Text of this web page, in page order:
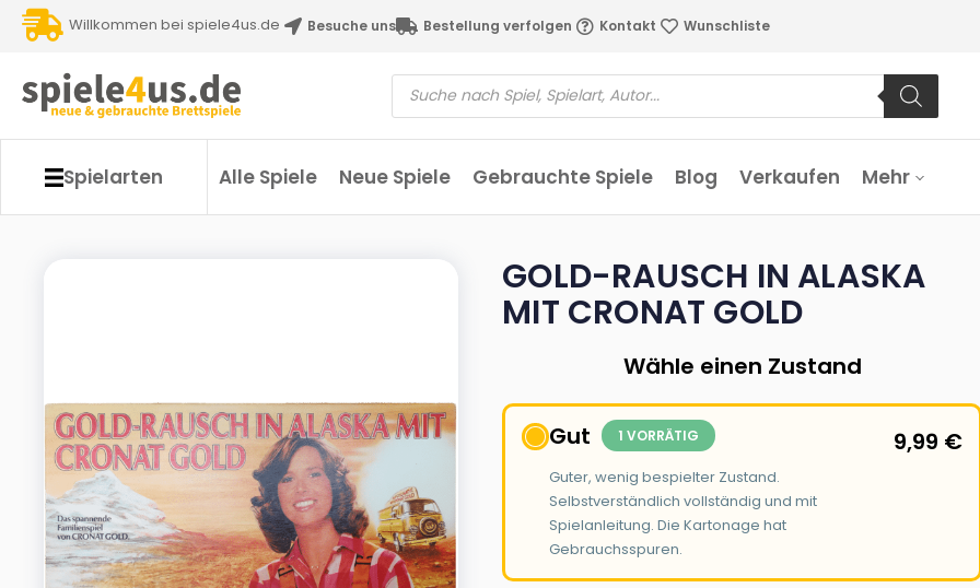
Willkommen bei spiele4us.de Besuche uns Bestellung verfolgen Kontakt Wunschliste
Spielarten Alle Spiele Neue Spiele Gebrauchte Spiele Blog Verkaufen Mehr
GOLD-RAUSCH IN ALASKA
MIT CRONAT GOLD
Wähle einen Zustand
Gut 1 VORRÄTIG
Guter, wenig bespielter Zustand.
Selbstverständlich vollständig und mit
Spielanleitung. Die Kartonage hat
Gebrauchsspuren.
9,99 €